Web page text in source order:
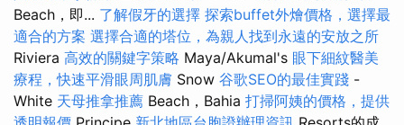
Beach，即... 了解假牙的選擇 探索buffet外燴價格，選擇最
適合的方案 選擇合適的塔位，為親人找到永遠的安放之所
Riviera 高效的關鍵字策略 Maya/Akumal's 眼下細紋醫美
療程，快速平滑眼周肌膚 Snow 谷歌SEO的最佳實踐 -
White 天母推拿推薦 Beach，Bahia 打掃阿姨的價格，提供